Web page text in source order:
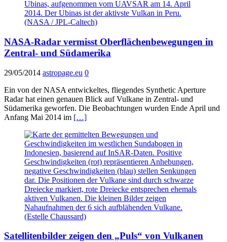
NASA-Radar vermisst Oberflächenbewegungen in
Zentral- und Südamerika
29/05/2014 astropage.eu 0
Ein von der NASA entwickeltes, fliegendes Synthetic Aperture
Radar hat einen genauen Blick auf Vulkane in Zentral- und
Südamerika geworfen. Die Beobachtungen wurden Ende April und
Anfang Mai 2014 im […]
Satellitenbilder zeigen den „Puls“ von Vulkanen